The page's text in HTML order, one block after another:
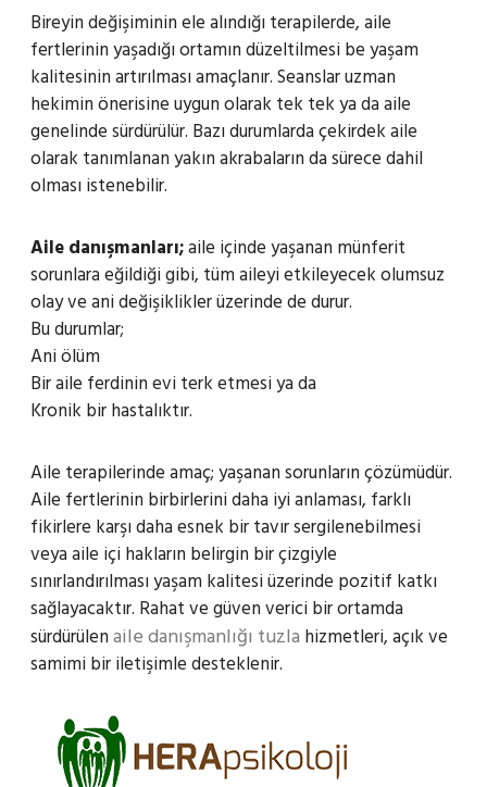
Bireyin değişiminin ele alındığı terapilerde, aile
fertlerinin yaşadığı ortamın düzeltilmesi be yaşam
kalitesinin artırılması amaçlanır. Seanslar uzman
hekimin önerisine uygun olarak tek tek ya da aile
genelinde sürdürülür. Bazı durumlarda çekirdek aile
olarak tanımlanan yakın akrabaların da sürece dahil
olması istenebilir.
Aile danışmanları;aile içinde yaşanan münferit
sorunlara eğildiği gibi, tüm aileyi etkileyecek olumsuz
olay ve ani değişiklikler üzerinde de durur.
Bu durumlar;
Ani ölüm
Bir aile ferdinin evi terk etmesi ya da
Kronik bir hastalıktır.
Aile terapilerinde amaç; yaşanan sorunların çözümüdür.
Aile fertlerinin birbirlerini daha iyi anlaması, farklı
fikirlere karşı daha esnek bir tavır sergilenebilmesi
veya aile içi hakların belirgin bir çizgiyle
sınırlandırılması yaşam kalitesi üzerinde pozitif katkı
sağlayacaktır. Rahat ve güven verici bir ortamda
sürdürülenaile danışmanlığı tuzla hizmetleri, açık ve
samimi bir iletişimle desteklenir.